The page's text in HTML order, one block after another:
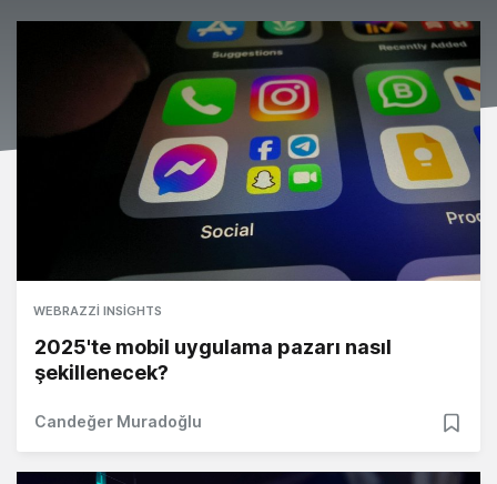
WEBRAZZI INSIGHTS
2025'te mobil uygulama pazarı nasıl
şekillenecek?
Candeğer Muradoğlu